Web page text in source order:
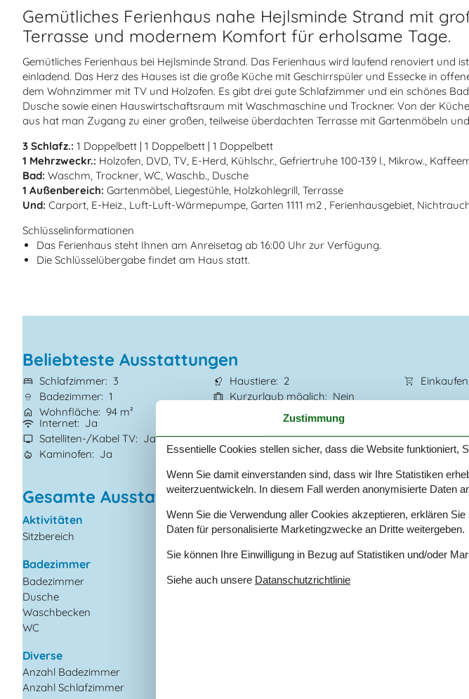
Gemütliches Ferienhaus nahe Hejlsminde Strand mit
Terrasse und modernem Komfort für erholsame Tage.
Gemütliches Ferienhaus bei Hejlsminde Strand. Das Ferienhaus wird laufend renoviert und
einladend. Das Herz des Hauses ist die große Küche mit Geschirrspüler und Essecke in
dem Wohnzimmer mit TV und Holzofen. Es gibt drei gute Schlafzimmer und ein schönes
Dusche sowie einen Hauswirtschaftsraum mit Waschmaschine und Trockner. Von der
aus hat man Zugang zu einer großen, teilweise überdachten Terrasse mit Gartenmöbeln und
3 Schlafz.: 1 Doppelbett | 1 Doppelbett | 1 Doppelbett
1 Mehrzweckr.: Holzofen, DVD, TV, E-Herd, Kühlschr., Gefriertruhe 100-139 l., Mikrow.,
Bad: Waschm, Trockner, WC, Waschb., Dusche
1 Außenbereich: Gartenmöbel, Liegestühle, Holzkohlegrill, Terrasse
Und: Carport, E-Heiz., Luft-Luft-Wärmepumpe, Garten 1111 m2 , Ferienhausgebiet,
Schlüsselinformationen
Das Ferienhaus steht Ihnen am Anreisetag ab 16:00 Uhr zur Verfügung.
Die Schlüsselübergabe findet am Haus statt.
Beliebteste Ausstattungen
Schlafzimmer
3
Badezimmer 1
Wohnfläche
94 m²
Haustiere
2
Kurzurlaub möglich
Nein
Entfernung Wasser
Einkaufen
Internet
Ja
Satelliten-/Kabel TV
Ja
Kaminofen
Ja
Eingezäunter Bereich Ja
Waschmaschine Ja
Trockner Ja
Gesamte Ausstattung
Aktivitäten
Sitzbereich
Badezimmer
Badezimmer
Dusche
Waschbecken
WC
Diverse
Anzahl Badezimmer
Anzahl Schlafzimmer
Draußen
Carport
Eingezäuntes Grundstück
Gartenmöbel
Küche
Elektroherd
Gefriertruhe
Zustimmung
Essentielle Cookies stellen sicher, dass die Website funktioniert,
Wenn Sie damit einverstanden sind, dass wir Ihre Statistiken
weiterzuentwickeln. In diesem Fall werden anonymisierte Daten
Wenn Sie die Verwendung aller Cookies akzeptieren, erklären
Daten für personalisierte Marketingzwecke an Dritte weitergeben.
Sie können Ihre Einwilligung in Bezug auf Statistiken und/oder
Siehe auch unsere Datanschutzrichtlinie